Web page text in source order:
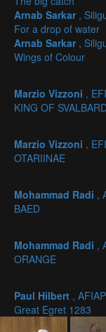
Arnab Sarkar ,
For a drop of water
Arnab Sarkar ,
Wings of Colour
Marzio Vizzoni ,
KING OF
Marzio Vizzoni ,
OTARIINAE
Mohammad Radi ,
BAED
Mohammad Radi ,
ORANGE
Paul Hilbert ,
Great Egret 1283